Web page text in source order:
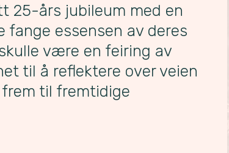
25-års jubileum med en
fange essensen av deres
være en feiring av
til å reflektere over veien
til fremtidige